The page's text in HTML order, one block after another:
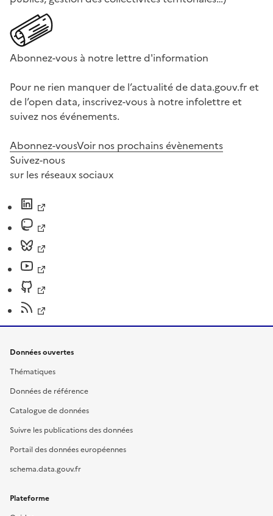
Abonnez-vous à notre lettre d'information
Pour ne rien manquer de l’actualité de data.gouv.fr et
de l’open data, inscrivez-vous à notre infolettre et
suivez nos événements.
Abonnez-vousVoir nos prochains évènements
Suivez-nous
sur les réseaux sociaux
Données ouvertes
Thématiques
Données de référence
Catalogue de données
Suivre les publications des données
Portail des données européennes
schema.data.gouv.fr
Plateforme